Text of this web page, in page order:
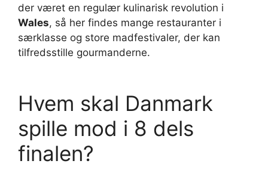
der været en regulær kulinarisk revolution i
Wales, så her findes mange restauranter i
særklasse og store madfestivaler, der kan
tilfredsstille gourmanderne.
Hvem skal Danmark
spille mod i 8 dels
finalen?